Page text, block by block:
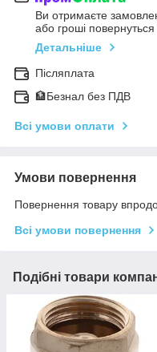
Ви отримаєте
або гроші
Детальніше
Післяплата
🏦Безнал без ПДВ
Всі умови оплати
Умови повернення
Повернення товару
Всі умови повернення
Подібні товари